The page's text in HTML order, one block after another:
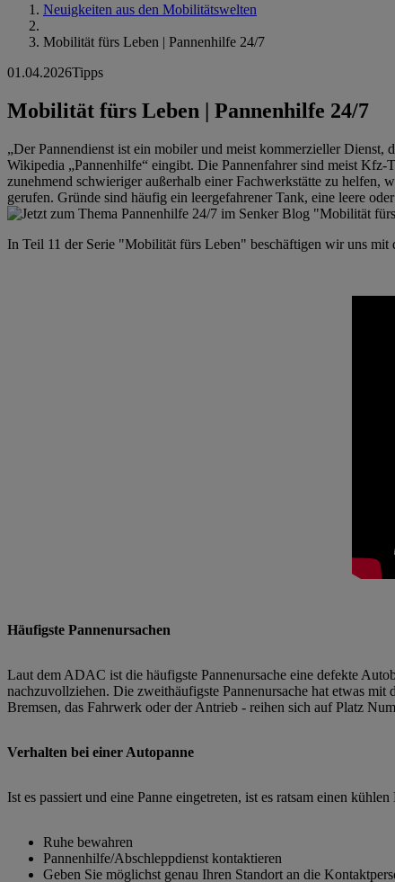
Neuigkeiten aus den Mobilitätswelten
Mobilität fürs Leben | Pannenhilfe 24/7
01.04.2026Tipps
Mobilität fürs Leben | Pannenhilfe 24/7
„Der Pannendienst ist ein mobiler und meist kommerzieller
Wikipedia „Pannenhilfe“ eingibt. Die Pannenfahrer sind meist
zunehmend schwieriger außerhalb einer Fachwerkstätte zu
gerufen. Gründe sind häufig ein leergefahrener Tank, eine leere
In Teil 11 der Serie "Mobilität fürs Leben" beschäftigen wir uns mit
Häufigste Pannenursachen
Laut dem ADAC ist die häufigste Pannenursache eine defekte
nachzuvollziehen. Die zweithäufigste Pannenursache hat etwas
Bremsen, das Fahrwerk oder der Antrieb - reihen sich auf Platz
Verhalten bei einer Autopanne
Ist es passiert und eine Panne eingetreten, ist es ratsam einen
Ruhe bewahren
Pannenhilfe/Abschleppdienst kontaktieren
Geben Sie möglichst genau Ihren Standort an die